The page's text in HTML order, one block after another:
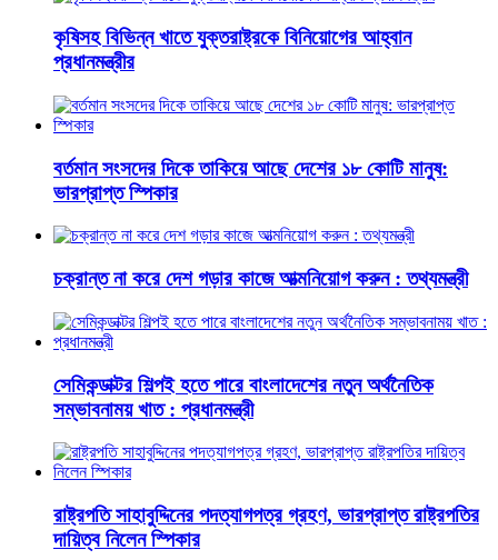
কৃষিসহ বিভিন্ন খাতে যুক্তরাষ্ট্রকে বিনিয়োগের আহ্বান
প্রধানমন্ত্রীর
বর্তমান সংসদের দিকে তাকিয়ে আছে দেশের ১৮ কোটি মানুষ:
ভারপ্রাপ্ত স্পিকার
চক্রান্ত না করে দেশ গড়ার কাজে আত্মনিয়োগ করুন : তথ্যমন্ত্রী
সেমিকন্ডাক্টর শিল্পই হতে পারে বাংলাদেশের নতুন অর্থনৈতিক
সম্ভাবনাময় খাত : প্রধানমন্ত্রী
রাষ্ট্রপতি সাহাবুদ্দিনের পদত্যাগপত্র গ্রহণ, ভারপ্রাপ্ত রাষ্ট্রপতির
দায়িত্ব নিলেন স্পিকার